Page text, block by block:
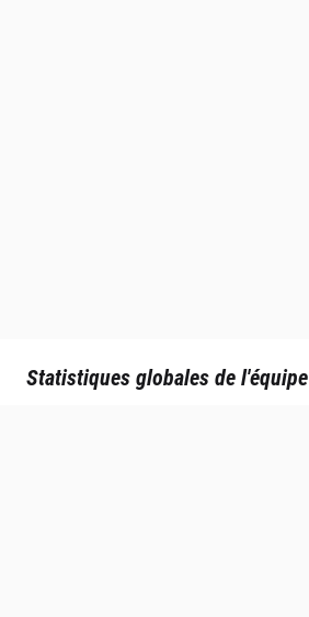
Statistiques globales de l'équipe